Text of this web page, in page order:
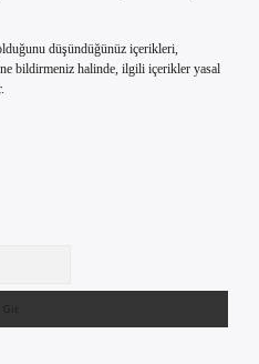
düşündüğünüz içerikleri,
bildirmeniz halinde, ilgili içerikler yasal